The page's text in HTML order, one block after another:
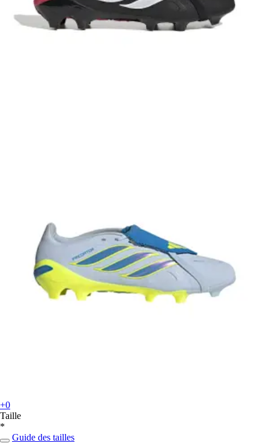
+0
Taille
*
Guide des tailles